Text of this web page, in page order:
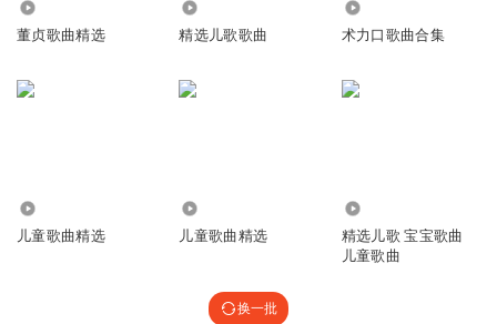
董贞歌曲精选 精选儿歌歌曲 术力口歌曲合集
儿童歌曲精选 儿童歌曲精选
精选儿歌 宝宝歌曲
儿童歌曲
换一批